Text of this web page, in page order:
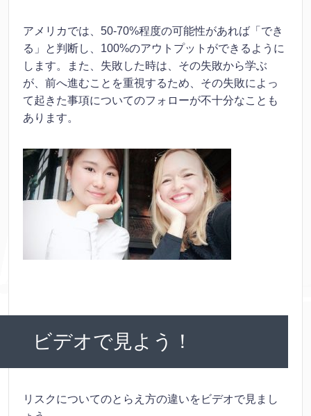
アメリカでは、50-70%程度の可能性があれば「でき
る」と判断し、100%のアウトプットができるように
します。また、失敗した時は、その失敗から学ぶ
が、前へ進むことを重視するため、その失敗によっ
て起きた事項についてのフォローが不十分なことも
あります。
ビデオで見よう！
リスクについてのとらえ方の違いをビデオで見まし